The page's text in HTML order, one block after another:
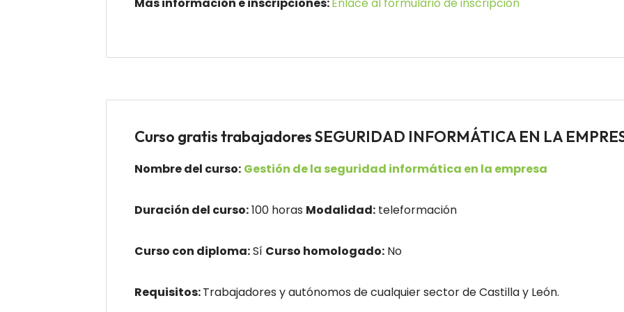
Curso gratis trabajadores SEGURIDAD INFORMÁTICA EN LA
Nombre del curso: Gestión de la seguridad informática en la empresa
Duración del curso:100 horas Modalidad: teleformación
Curso con diploma:Sí Curso homologado: No
Requisitos:Trabajadores y autónomos de cualquier sector de Castilla y León.